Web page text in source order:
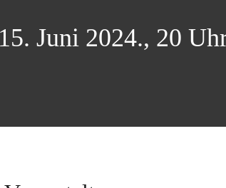
Juni 2024., 20